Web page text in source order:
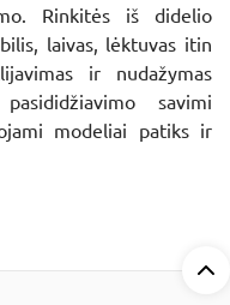
Rinkitės iš didelio
laivas, lėktuvas itin
ir nudažymas
savimi
modeliai patiks ir